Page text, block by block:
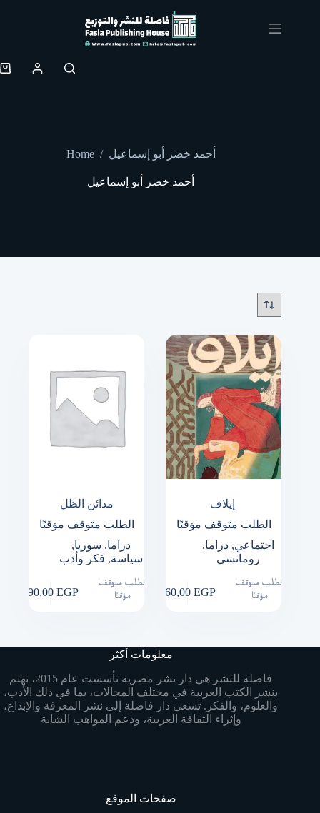
Shopping
Home / أحمد خضر أبو إسماعيل
أحمد خضر أبو إسماعيل
مدائن الظل
الطلب متوقف مؤقتًا
دراما, سوريا,
سياسة, فكر وأدب
290,00EGP
الطلب متوقف
مؤقتًا
الطلب متوقف مؤقتًا
اجتماعي,دراما,
رومانسي
260,00EGP
الطلب متوقف
مؤقتًا
معلومات أكثر
فاصلة للنشر هي دار نشر مصرية تأسست عام 2015، تهتم
بنشر الكتب العربية في مختلف المجالات، بما في ذلك الأدب،
والعلوم، والفكر. تسعى دار فاصلة إلى نشر المعرفة والإبداع،
وإثراء الثقافة العربية، ودعم المواهب الشابة
صفحات الموقع